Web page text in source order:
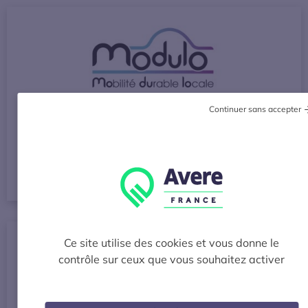
Ce site utilise des cookies et vous donne le
contrôle sur ceux que vous souhaitez activer
Continuer sans accepter
VOIR LE SITES’OUVRE DANS UNE